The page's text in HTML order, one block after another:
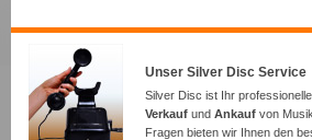
Unser Silver Disc Service
Silver Disc ist Ihr
Verkauf und Ankauf von
Fragen bieten wir Ihnen den